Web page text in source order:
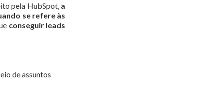
pela HubSpot, a
se refere às
conseguir leads
de assuntos